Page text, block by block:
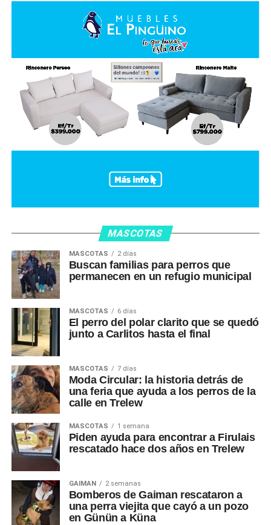
MASCOTAS
MASCOTAS 2 días
Buscan familias para perros que
permanecen en un refugio municipal
MASCOTAS 6 días
El perro del polar clarito que se quedó
junto a Carlitos hasta el final
MASCOTAS 7 días
Moda Circular: la historia detrás de
una feria que ayuda a los perros de la
calle en Trelew
MASCOTAS 1 semana
Piden ayuda para encontrar a Firulais
rescatado hace dos años en Trelew
GAIMAN 2 semanas
Bomberos de Gaiman rescataron a
una perra viejita que cayó a un pozo
en Günün a Küna